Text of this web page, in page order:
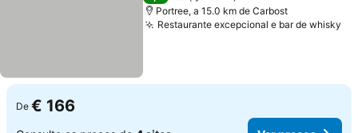
Portree, a 15.0 km de Carbost
Restaurante excepcional e bar de whisky
De € 166